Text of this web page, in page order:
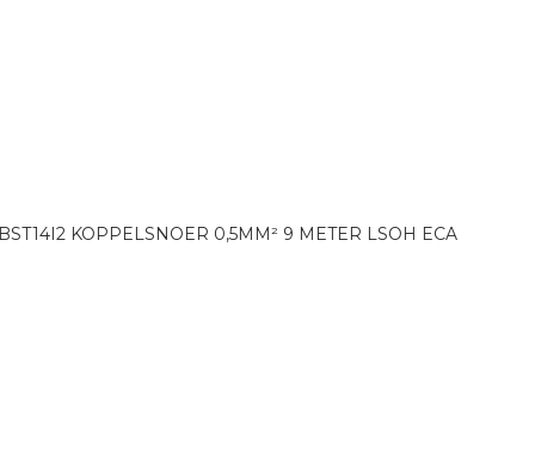
BST14I2 KOPPELSNOER 0,5MM² 9 METER LSOH ECA